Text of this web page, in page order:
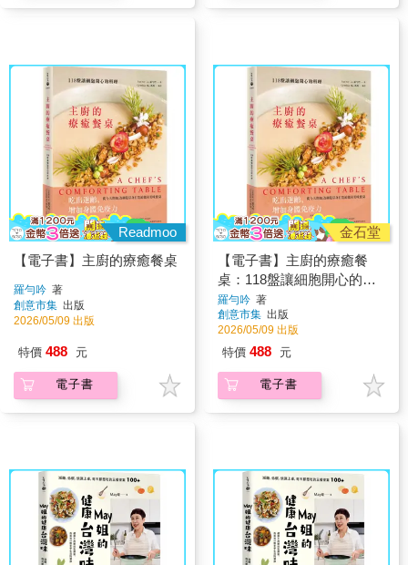
Readmoo
【電子書】主廚的療癒餐桌
羅勻吟 著
創意市集 出版
2026/05/09 出版
特價 488 元
電子書
金石堂
【電子書】主廚的療癒餐
桌：118盤讓細胞開心的料
理
羅勻吟 著
創意市集 出版
2026/05/09 出版
特價 488 元
電子書